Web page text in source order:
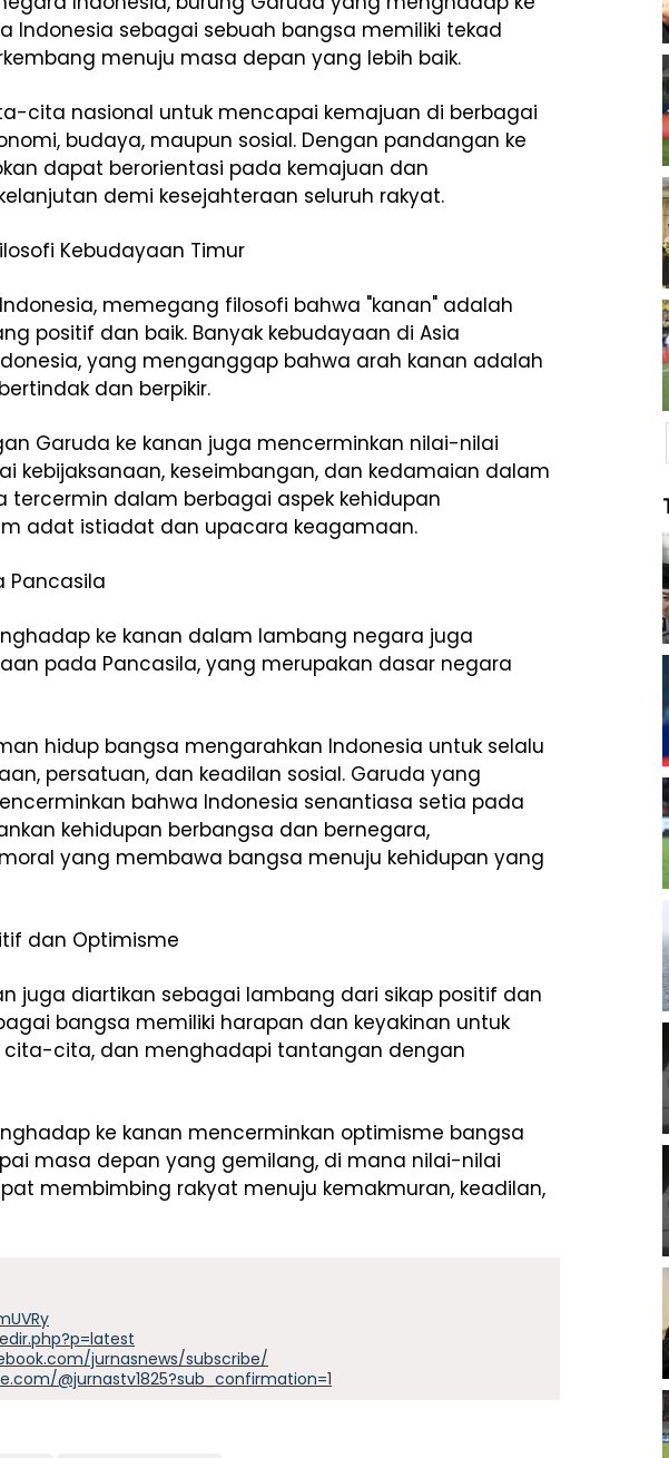
Indonesia sebagai sebuah bangsa memiliki tekad
menuju masa depan yang lebih baik.
cita nasional untuk mencapai kemajuan di berbagai
budaya, maupun sosial. Dengan pandangan ke
dapat berorientasi pada kemajuan dan
demi kesejahteraan seluruh rakyat.
Kebudayaan Timur
memegang filosofi bahwa "kanan" adalah
positif dan baik. Banyak kebudayaan di Asia
yang menganggap bahwa arah kanan adalah
dan berpikir.
Garuda ke kanan juga mencerminkan nilai-nilai
kebijaksanaan, keseimbangan, dan kedamaian dalam
tercermin dalam berbagai aspek kehidupan
adat istiadat dan upacara keagamaan.
Pancasila
ke kanan dalam lambang negara juga
pada Pancasila, yang merupakan dasar negara
hidup bangsa mengarahkan Indonesia untuk selalu
persatuan, dan keadilan sosial. Garuda yang
bahwa Indonesia senantiasa setia pada
kehidupan berbangsa dan bernegara,
yang membawa bangsa menuju kehidupan yang
dan Optimisme
juga diartikan sebagai lambang dari sikap positif dan
bangsa memiliki harapan dan keyakinan untuk
cita-cita, dan menghadapi tantangan dengan
ke kanan mencerminkan optimisme bangsa
masa depan yang gemilang, di mana nilai-nilai
membimbing rakyat menuju kemakmuran, keadilan,
jurnasnews/subscribe/
@jurnastv1825?sub_confirmation=1